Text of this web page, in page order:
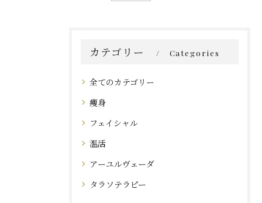
カテゴリー Categories
全てのカテゴリー
痩身
フェイシャル
温活
アーユルヴェーダ
タラソテラピー